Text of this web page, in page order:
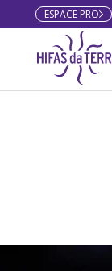
Aller au contenu
ESPACE PRO